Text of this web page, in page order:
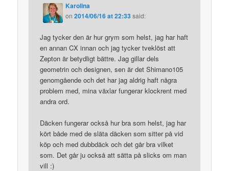
Karolina
on2014/06/16 at 22:33said:
Jag tycker den är hur grym som helst, jag har haft
en annan CX innan och jag tycker tveklöst att
Zepton är betydligt bättre. Jag gillar dels
geometrin och designen, sen är det Shimano105
genomgående och det har jag aldrig haft några
problem med, mina växlar fungerar klockrent med
andra ord.
Däcken fungerar också hur bra som helst, jag har
kört både med de släta däcken som sitter på vid
köp och med dubbdäck och det går bra vilket
som. Det går ju också att sätta på slicks om man
vill :)